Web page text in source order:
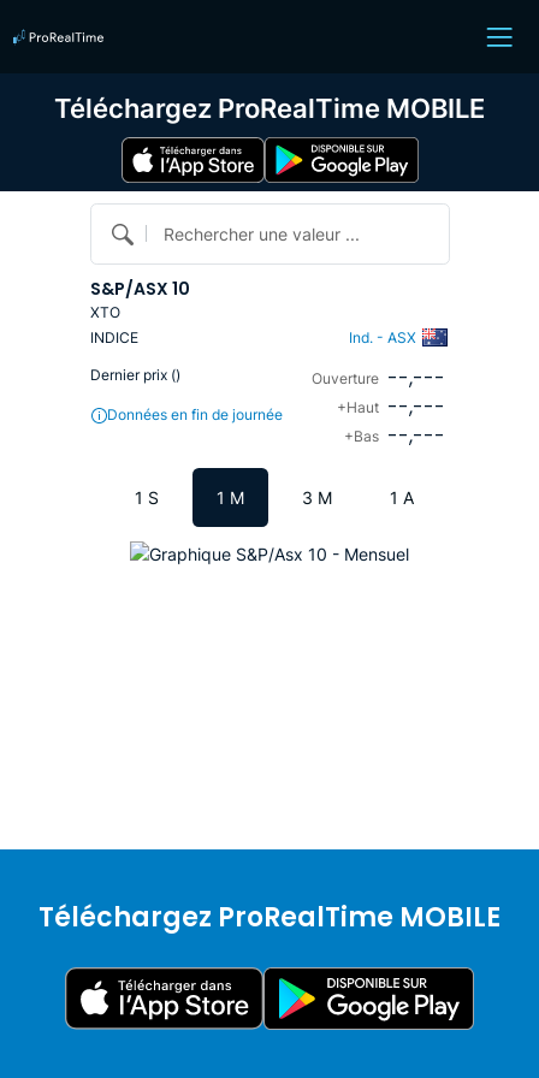
Rechercher une valeur ...
S&P/ASX 10
XTO
INDICE
Ind. - ASX
Dernier prix ()
Données en fin de journée
Ouverture --,---
+Haut --,---
+Bas --,---
1 S 1 M 3 M 1 A
Téléchargez ProRealTime MOBILE
Téléchargez ProRealTime MOBILE